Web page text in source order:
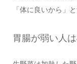
「体に良いから」
胃腸が弱い人